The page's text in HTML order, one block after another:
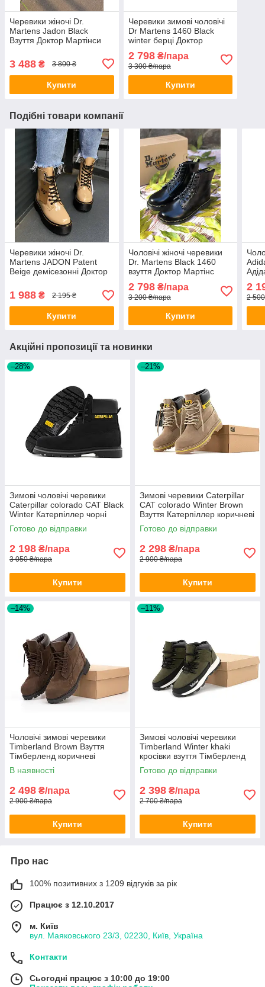
Черевики жіночі Dr.
Martens Jadon Black
Взуття Доктор Мартінси
демісезонні
3 488 ₴ 3 800 ₴
Купити
Черевики зимові чоловічі
Dr Martens 1460 Black
winter берці Доктор
хутром
2 798₴/пара
3 300 ₴/пара
Купити
Подібні товари компанії
Черевики жіночі Dr.
Martens JADON Patent
Beige демісезонні Доктор
лакова шкіра
1 988 ₴ 2 195 ₴
Купити
Чоловічі жіночі черевики
Dr. Martens Black 1460
взуття Доктор Мартінс
берці
2 798₴/пара
3 200 ₴/пара
Купити
2
2
Акційні пропозиції та новинки
–28%
Зимові чоловічі черевики
Caterpillar colorado CAT Black
Winter Катерпіллер чорні
нубук хутро
Готово до відправки
2 198 ₴/пара
3 050 ₴/пара
Купити
–21%
Зимові черевики Caterpillar
CAT colorado Winter Brown
Взуття Катерпіллер коричневі
нубук хутро чоловічі жіночі
Готово до відправки
2 298 ₴/пара
2 900 ₴/пара
Купити
–14%
Чоловічі зимові черевики
Timberland Brown Взуття
Тімберленд коричневі
нубукові з хутром
В наявності
2 498 ₴/пара
2 900 ₴/пара
Купити
–11%
Зимові чоловічі черевики
Timberland Winter khaki
кросівки взуття Тімберленд
хакі зелені нубук хутро
Готово до відправки
2 398 ₴/пара
2 700 ₴/пара
Купити
Про нас
100% позитивних з 1209 відгуків за рік
Працює з 12.10.2017
м. Київ
вул. Маяковського 23/3, 02230, Київ, Україна
Контакти
Сьогодні працює з 10:00 до 19:00